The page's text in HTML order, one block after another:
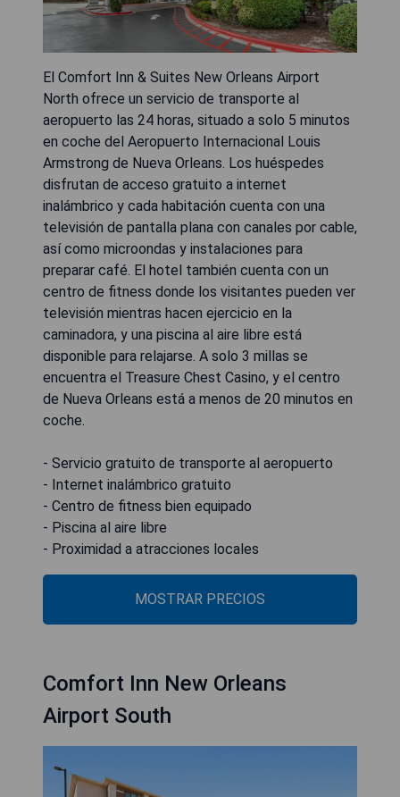
El Comfort Inn & Suites New Orleans Airport
North ofrece un servicio de transporte al
aeropuerto las 24 horas, situado a solo 5 minutos
en coche del Aeropuerto Internacional Louis
Armstrong de Nueva Orleans. Los huéspedes
disfrutan de acceso gratuito a internet
inalámbrico y cada habitación cuenta con una
televisión de pantalla plana con canales por cable,
así como microondas y instalaciones para
preparar café. El hotel también cuenta con un
centro de fitness donde los visitantes pueden ver
televisión mientras hacen ejercicio en la
caminadora, y una piscina al aire libre está
disponible para relajarse. A solo 3 millas se
encuentra el Treasure Chest Casino, y el centro
de Nueva Orleans está a menos de 20 minutos en
coche.
- Servicio gratuito de transporte al aeropuerto
- Internet inalámbrico gratuito
- Centro de fitness bien equipado
- Piscina al aire libre
- Proximidad a atracciones locales
MOSTRAR PRECIOS
Comfort Inn New Orleans
Airport South